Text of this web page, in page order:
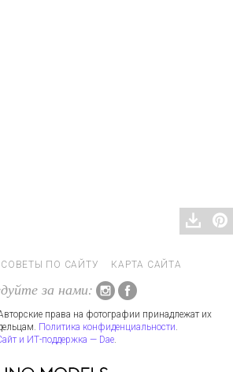
СОВЕТЫ ПО САЙТУ КАРТА САЙТА
за нами:
права на фотографии принадлежат их
Политика конфиденциальности.
и ИТ-поддержка — Dae.